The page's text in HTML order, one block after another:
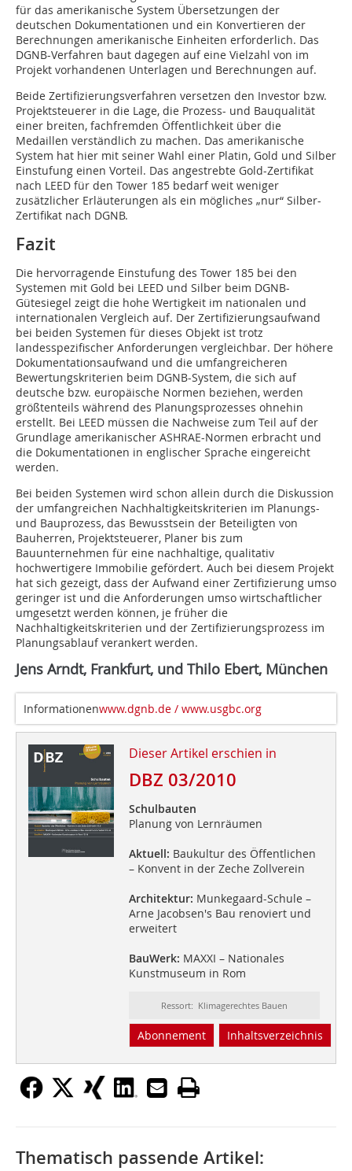
für das amerikanische System Übersetzungen der
deutschen Dokumentationen und ein Kon­ver­tieren der
Berechnungen amerikanische Einheiten erforderlich. Das
DGNB-Verfahren baut dagegen auf eine Vielzahl von im
Projekt vorhandenen Unterlagen und Berechnungen auf.
Beide Zertifizierungsverfahren versetzen den Investor bzw.
Projektsteuerer in die Lage, die Prozess- und Bauqualität
einer breiten, fachfremden Öffentlichkeit über die
Medaillen verständlich zu machen. Das amerikanische
System hat hier mit seiner Wahl einer Platin, Gold und Silber
Einstufung einen Vorteil. Das angestrebte Gold-Zertifikat
nach LEED für den Tower 185 bedarf weit weniger
zusätzlicher Erläuterungen als ein mögliches „nur“ Silber-
Zertifikat nach DGNB.
Fazit
Die hervorragende Einstufung des Tower 185 bei den
Systemen mit Gold bei LEED und Silber beim DGNB-
Gütesiegel zeigt die hohe Wertigkeit im nationalen und
internationalen Vergleich auf. Der Zertifizierungsaufwand
bei beiden Systemen für dieses Objekt ist trotz
landesspezifischer Anforderungen vergleichbar. Der höhere
Dokumentationsaufwand und die umfangreicheren
Bewertungskriterien beim DGNB-System, die sich auf
deutsche bzw. europäische Normen beziehen, werden
größtenteils während des Planungsprozesses ohnehin
erstellt. Bei LEED müssen die Nachweise zum Teil auf der
Grundlage amerikanischer ASHRAE-Normen erbracht und
die Dokumentationen in englischer Sprache eingereicht
werden.
Bei beiden Systemen wird schon allein durch die Diskussion
der umfangreichen Nachhaltigkeitskriterien im Planungs-
und Bauprozess, das Bewusstsein der Beteiligten von
Bauherren, Projektsteuerer, Planer bis zum
Bauunternehmen für eine nachhaltige, qualitativ
hochwertigere Immobilie gefördert. Auch bei diesem Projekt
hat sich gezeigt, dass der Aufwand einer Zertifizierung umso
geringer ist und die Anforderungen umso wirtschaftlicher
umgesetzt werden können, ­je früher die
Nachhaltigkeitskriterien und der Zertifizierungsprozess im
Planungsablauf verankert werden.
Jens Arndt, Frankfurt, und Thilo Ebert, München
Informationenwww.dgnb.de / www.usgbc.org
Dieser Artikel erschien in
DBZ 03/2010
Schulbauten
Planung von Lernräumen
Aktuell: Baukultur des Öffentlichen
– Konvent in der Zeche Zollverein
Architektur: Munkegaard-Schule –
Arne Jacobsen's Bau renoviert und
erweitert
BauWerk: MAXXI – Nationales
Kunstmuseum in Rom
Ressort: Klimagerechtes Bauen
Abonnement Inhaltsverzeichnis
Thematisch passende Artikel: